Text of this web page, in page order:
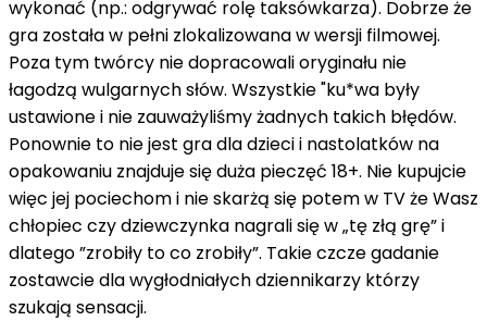
wykonać (np.: odgrywać rolę taksówkarza). Dobrze że
gra została w pełni zlokalizowana w wersji filmowej.
Poza tym twórcy nie dopracowali oryginału nie
łagodzą wulgarnych słów. Wszystkie "ku*wa były
ustawione i nie zauważyliśmy żadnych takich błędów.
Ponownie to nie jest gra dla dzieci i nastolatków na
opakowaniu znajduje się duża pieczęć 18+. Nie kupujcie
więc jej pociechom i nie skarżą się potem w TV że Wasz
chłopiec czy dziewczynka nagrali się w „tę złą grę” i
dlatego ”zrobiły to co zrobiły”. Takie czcze gadanie
zostawcie dla wygłodniałych dziennikarzy którzy
szukają sensacji.